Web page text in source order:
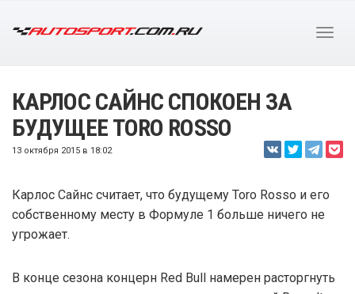
КАРЛОС САЙНС СПОКОЕН ЗА
БУДУЩЕЕ TORO ROSSO
13 октября 2015 в 18:02
Карлос Сайнс считает, что будущему Toro Rosso и его
собственному месту в Формуле 1 больше ничего не
угрожает.
В конце сезона концерн Red Bull намерен расторгнуть